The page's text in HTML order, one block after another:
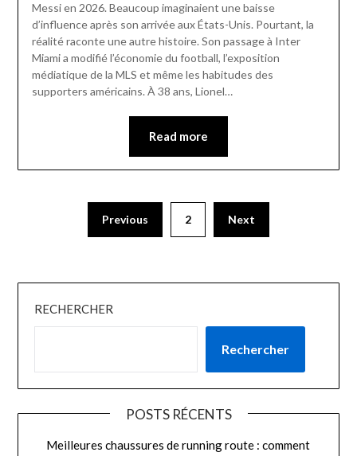
Messi en 2026. Beaucoup imaginaient une baisse
d’influence après son arrivée aux États-Unis. Pourtant, la
réalité raconte une autre histoire. Son passage à Inter
Miami a modifié l’économie du football, l’exposition
médiatique de la MLS et même les habitudes des
supporters américains. À 38 ans, Lionel…
Read more
Previous 2 Next
RECHERCHER
Rechercher
POSTS RÉCENTS
Meilleures chaussures de running route : comment